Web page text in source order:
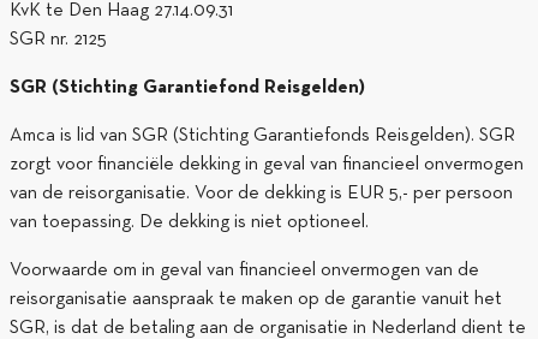
KvK te Den Haag 27.14.09.31
SGR nr. 2125
SGR (Stichting Garantiefond Reisgelden)
Amca is lid van SGR (Stichting Garantiefonds Reisgelden). SGR
zorgt voor financiële dekking in geval van financieel onvermogen
van de reisorganisatie. Voor de dekking is EUR 5,- per persoon
van toepassing. De dekking is niet optioneel.
Voorwaarde om in geval van financieel onvermogen van de
reisorganisatie aanspraak te maken op de garantie vanuit het
SGR, is dat de betaling aan de organisatie in Nederland dient te